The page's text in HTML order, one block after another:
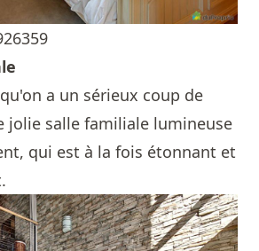
a un sérieux coup de
salle familiale lumineuse
qui est à la fois étonnant et